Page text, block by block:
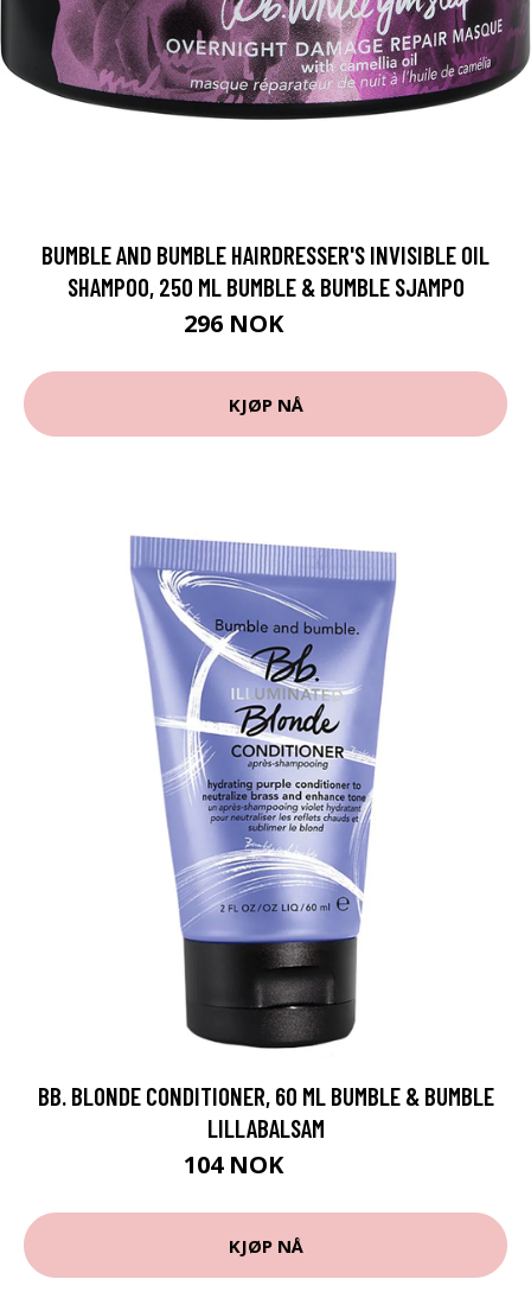
BUMBLE AND BUMBLE HAIRDRESSER'S INVISIBLE OIL
SHAMPOO, 250 ML BUMBLE & BUMBLE SJAMPO
296 NOK
KJØP NÅ
BB. BLONDE CONDITIONER, 60 ML BUMBLE & BUMBLE
LILLABALSAM
104 NOK
KJØP NÅ